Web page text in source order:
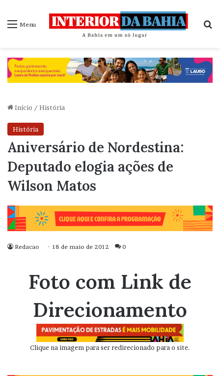
Menu
Início / História
História
Aniversário de Nordestina:
Deputado elogia ações de
Wilson Matos
Redacao 18 de maio de 2012 0
Foto com Link de
Direcionamento
Clique na imagem para ser redirecionado para o site.